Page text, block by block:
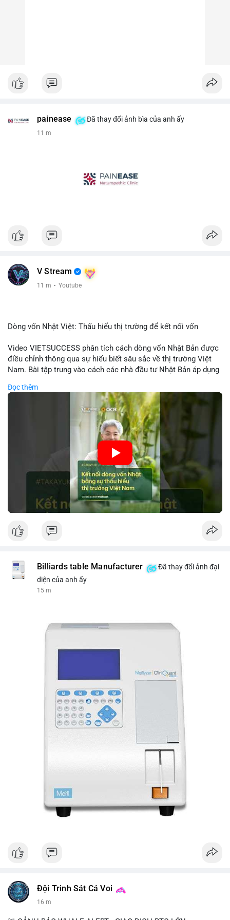
painease Đã thay đổi ảnh bìa của anh ấy
11 m
V Stream
11 m · Youtube
Dòng vốn Nhật Việt: Thấu hiểu thị trường để kết nối vốn
Video VIETSUCCESS phân tích cách dòng vốn Nhật Bản được
điều chỉnh thông qua sự hiểu biết sâu sắc về thị trường Việt
Nam. Bài tập trung vào cách các nhà đầu tư Nhật Bản áp dụng
đầu tư trực tiếp vào doanh nghiệp đến việc giao dịch tài chính.
Kết nối này không chỉ tạo cơ hội tăng trưởng cho Việt Nam mà
còn tạo ra động lực cho thị trường crypto địa phương khi các
nhà đầu tư đa quốc gia tìm kiếm cơ hội đa dạng. Các yếu tố
như chính sách tài chính Việt Nam, xu hướng đầu tư ESG, và
ổn định thị trường sẽ ảnh hưởng trực tiếp đến lưu lượng vốn
nhập khẩu từ Nhật Bản. Bài cũng nhấn mạnh vai trò của thông
tin thị trường chính xác trong việc giảm rủi ro khi kết nối các
thị trường khác nhau.
🎥 Xem video trực tiếp tại:
Đọc thêm
Billiards table Manufacturer
Đã thay đổi ảnh đại
diện của anh ấy
15 m
Đội Trinh Sát Cá Voi
16 m